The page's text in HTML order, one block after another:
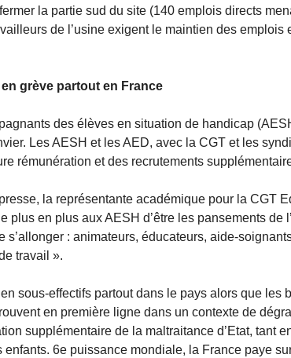
la partie sud du site (140 emplois directs
de l’usine exigent le maintien des
en grève partout en France
des élèves en situation de handicap
Les AESH et les AED, avec la CGT et les
rémunération et des recrutements
la représentante académique pour la CGT
plus en plus aux AESH d’être les pansements
s’allonger : animateurs, éducateurs, aide-
travail ».
sous-effectifs partout dans le pays alors que les
en première ligne dans un contexte de
supplémentaire de la maltraitance d’Etat, tant
enfants. 6e puissance mondiale, la France paye